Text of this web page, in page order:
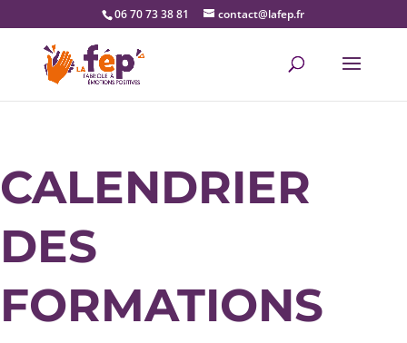
06 70 73 38 81 contact@lafep.fr
CALENDRIER
DES
FORMATIONS